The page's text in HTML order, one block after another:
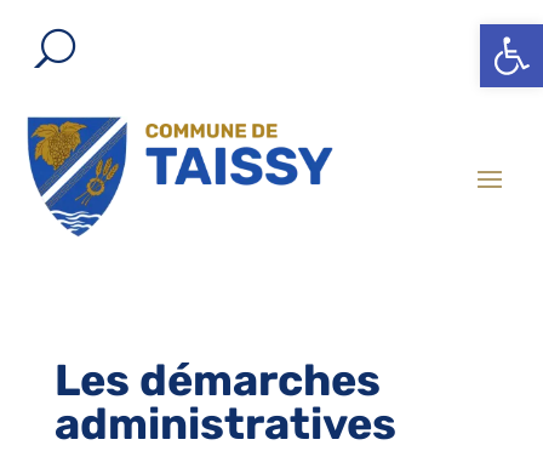
Ouvrir
Les démarches
administratives